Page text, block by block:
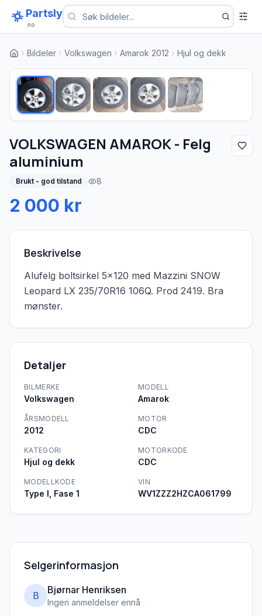
Partsly
.no
Bildeler Volkswagen Amarok 2012 Hjul og dekk
VOLKSWAGEN AMAROK - Felg
aluminium
Brukt - god tilstand 8
2 000 kr
Beskrivelse
Alufelg boltsirkel 5x120 med Mazzini SNOW
Leopard LX 235/70R16 106Q. Prod 2419. Bra
mønster.
Detaljer
BILMERKE
Volkswagen
MODELL
Amarok
ÅRSMODELL
2012
MOTOR
CDC
KATEGORI
Hjul og dekk
MOTORKODE
CDC
MODELLKODE
Type I, Fase 1
VIN
WV1ZZZ2HZCA061799
Selgerinformasjon
B Bjørnar Henriksen
Ingen anmeldelser ennå